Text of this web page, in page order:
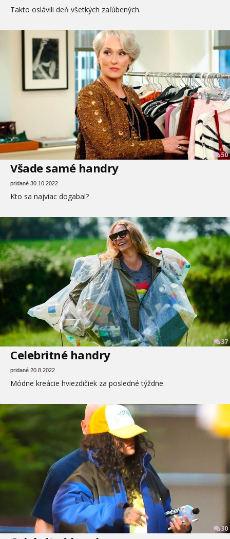
Takto oslávili deň všetkých zaľúbených.
50
Všade samé handry
pridané 30.10.2022
Kto sa najviac dogabal?
37
Celebritné handry
pridané 20.8.2022
Módne kreácie hviezdičiek za posledné týždne.
30